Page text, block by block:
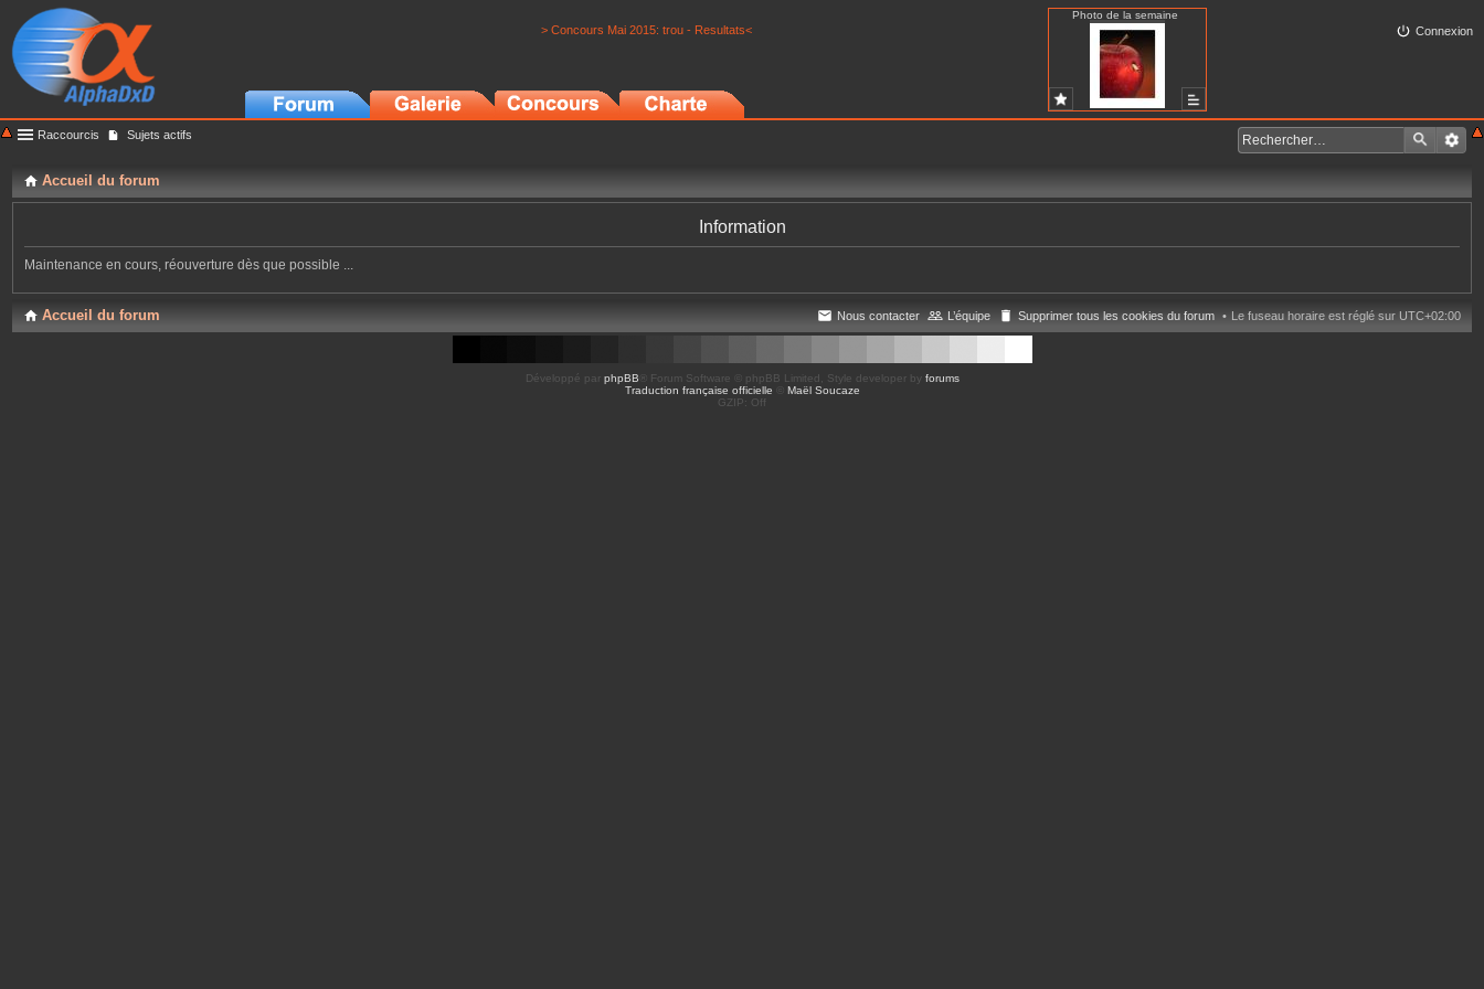
> Concours Mai 2015: trou - Resultats<
Photo de la semaine
Connexion
Raccourcis Sujets actifs
Accueil du forum
Information
Maintenance en cours, réouverture dès que possible ...
Accueil du forum Le fuseau horaire est réglé sur UTC+02:00
Supprimer tous les cookies du forum
L’équipe
Nous contacter
Développé par phpBB ® Forum Software © phpBB Limited , Style developer by forums
Traduction française officielle
Maël Soucaze
GZIP: Off